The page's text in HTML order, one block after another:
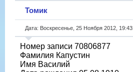
Томик
Дата: Воскресенье, 25 Ноября 2012,
Номер записи 70806877
Фамилия Капустин
Имя Василий